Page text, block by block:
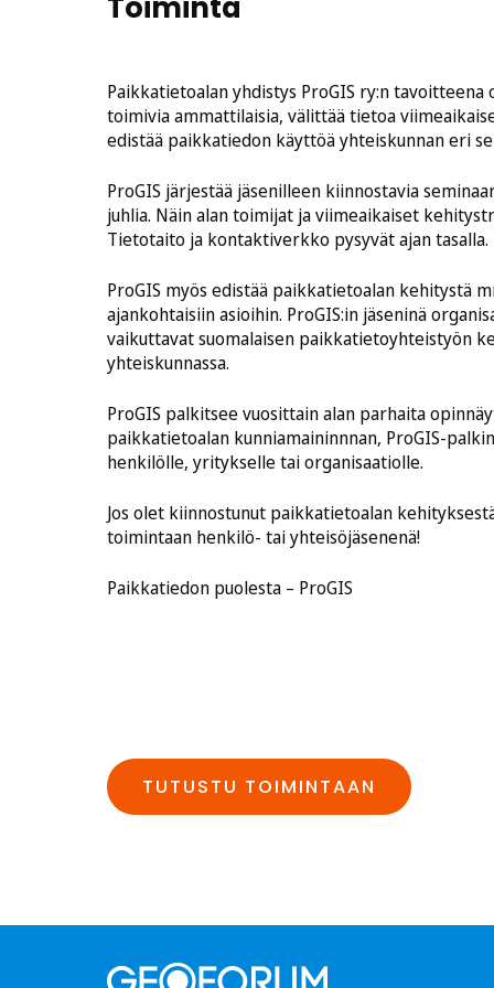
Paikkatietoalan yhdistys ProGIS ry:n tavoitteena
toimivia ammattilaisia, välittää tietoa
edistää paikkatiedon käyttöä yhteiskunnan eri
ProGIS järjestää jäsenilleen kiinnostavia
juhlia. Näin alan toimijat ja viimeaikaiset
Tietotaito ja kontaktiverkko pysyvät ajan tasalla.
ProGIS myös edistää paikkatietoalan kehitystä
ajankohtaisiin asioihin. ProGIS:in jäseninä
vaikuttavat suomalaisen paikkatietoyhteistyön
yhteiskunnassa.
ProGIS palkitsee vuosittain alan parhaita
paikkatietoalan kunniamaininnnan, ProGIS-
henkilölle, yritykselle tai organisaatiolle.
Jos olet kiinnostunut paikkatietoalan
toimintaan henkilö- tai yhteisöjäsenenä!
Paikkatiedon puolesta – ProGIS
TUTUSTU TOIMINTAAN
(Avautuu